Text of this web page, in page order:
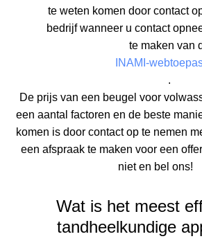
te weten komen door contact
bedrijf wanneer u contact
te maken van
INAMI-
.
De prijs van een beugel voor
een aantal factoren en de beste
komen is door contact op te nemen
een afspraak te maken voor een
niet en bel ons!
Wat is het meest
tandheelkundige